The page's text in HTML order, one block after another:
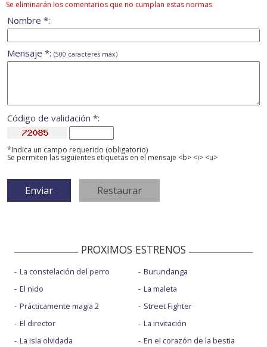
Se eliminarán los comentarios que no cumplan estas normas
Nombre *:
Mensaje *: (500 caracteres máx)
Código de validación *:
*Indica un campo requerido (obligatorio)
Se permiten las siguientes etiquetas en el mensaje <b> <i> <u>
PROXIMOS ESTRENOS
La constelación del perro
El nido
Prácticamente magia 2
El director
La isla olvidada
Burundanga
La maleta
Street Fighter
La invitación
En el corazón de la bestia